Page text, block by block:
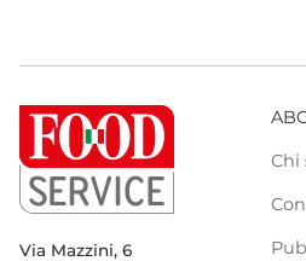
Via Mazzini, 6
Chi